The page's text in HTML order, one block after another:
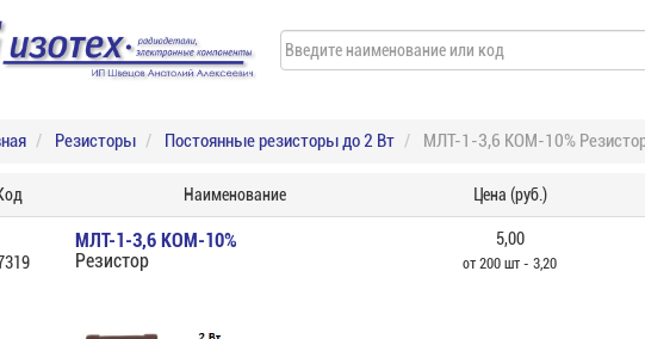
Резисторы Постоянные резисторы до 2 Вт МЛТ-1-3,6 КОМ-10%
Наименование Цена (руб.)
МЛТ-1-3,6 КОМ-10%
Резистор
5,00
от 200 шт - 3,20